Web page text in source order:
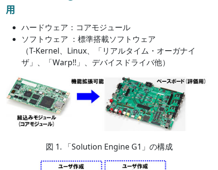
用
ハードウェア：コアモジュール
ソフトウェア ：標準搭載ソフトウェア
（T-Kernel、Linux、「リアルタイム・オーガナイ
ザ」、「Warp!!」、デバイスドライバ他）
図 1. 「Solution Engine G1」の構成